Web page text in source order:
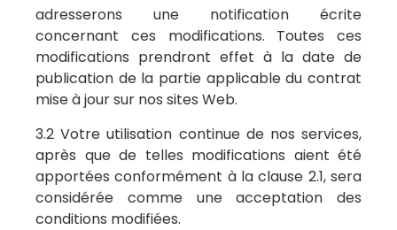
adresserons une notification écrite
concernant ces modifications. Toutes ces
modifications prendront effet à la date de
publication de la partie applicable du contrat
mise à jour sur nos sites Web.
3.2 Votre utilisation continue de nos services,
après que de telles modifications aient été
apportées conformément à la clause 2.1, sera
considérée comme une acceptation des
conditions modifiées.